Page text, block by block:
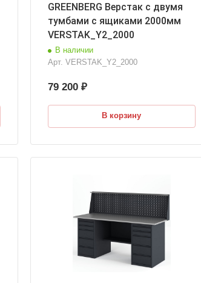
GREENBERG Верстак с двумя
тумбами с ящиками 2000мм
VERSTAK_Y2_2000
В наличии
Арт. VERSTAK_Y2_2000
79 200 ₽
В корзину